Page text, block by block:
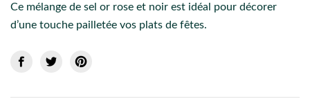
Ce mélange de sel or rose et noir est idéal pour décorer
d’une touche pailletée vos plats de fêtes.